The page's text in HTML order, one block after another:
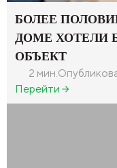
БОЛЕЕ
ДОМЕ ХОТЕЛИ
ОБЪЕКТ
2 мин.
Перейти